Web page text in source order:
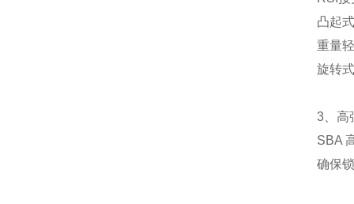
凸起
重量轻
旋转
3、高
SBA
确保